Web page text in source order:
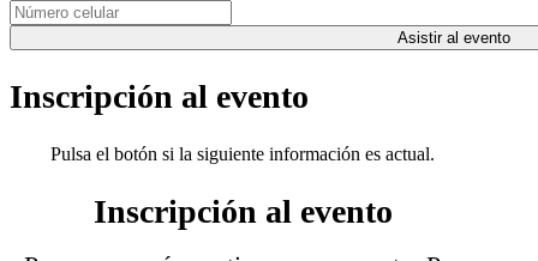
Asistir al evento
Inscripción al evento
Pulsa el botón si la siguiente información es actual.
Inscripción al evento